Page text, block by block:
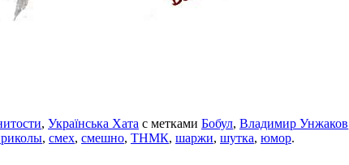
, Українська Хата с метками Бобул, Владимир Унжаков
, смех, смешно, ТНМК, шаржи, шутка, юмор.